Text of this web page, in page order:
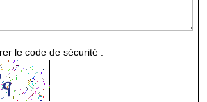
le code de sécurité :